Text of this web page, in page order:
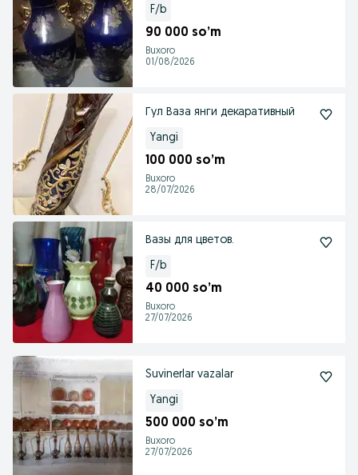
F/b
90 000 so’m
Buxoro
01/08/2026
Гул Ваза янги декаративный
Yangi
100 000 so’m
Buxoro
28/07/2026
Вазы для цветов.
F/b
40 000 so’m
Buxoro
27/07/2026
Suvinerlar vazalar
Yangi
500 000 so’m
Buxoro
27/07/2026